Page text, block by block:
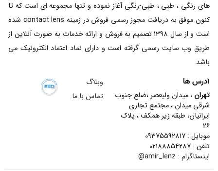
های رنگی ، طبی ، طبی-رنگی آغاز نموده و تنها مجموعه ای است که تا
کنون موفق به دریافت مجوز رسمی فروش در زمینه contact lens شده
است و از سال 1398 تصمیم به فروش و ارائه خدمات به صورت آنلاین از
طریق وب سایت رسمی گرفته است و دارای نماد اعتماد الکترونیک می
باشد.
آدرس ها
تهران ، میدان ولیعصر ،ضلع جنوب
شرقی میدان ، مجتمع تجاری
ایرانیان، طبقه زیر همکف ، پلاک
26
موبایل : 09375592817
تلفن : 02188854287
اینستاگرام : amir_lenz@
وبلاگ
تماس با ما